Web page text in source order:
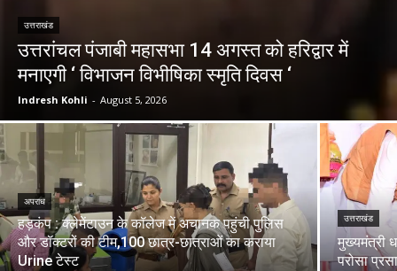
उत्तराखंड
उत्तरांचल पंजाबी महासभा 14 अगस्त को हरिद्वार में
मनाएगी ‘ विभाजन विभीषिका स्मृति दिवस ‘
Indresh Kohli - August 5, 2026
अपराध
हड़कंप : क्लेमेंटाउन के कॉलेज में अचानक पहुंची पुलिस
और डॉक्टरों की टीम,100 छात्र-छात्राओं का कराया
Urine टेस्ट
उत्तराखंड
मुख्यमंत्री
परोसा